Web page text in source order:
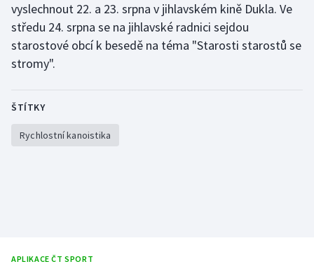
vyslechnout 22. a 23. srpna v jihlavském kině Dukla. Ve
středu 24. srpna se na jihlavské radnici sejdou
starostové obcí k besedě na téma "Starosti starostů se
stromy".
ŠTÍTKY
Rychlostní kanoistika
APLIKACE ČT SPORT